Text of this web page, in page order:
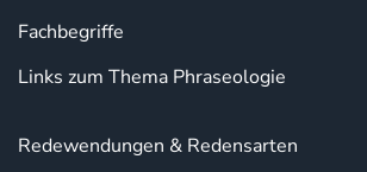
Fachbegriffe
Links zum Thema Phraseologie
Redewendungen & Redensarten